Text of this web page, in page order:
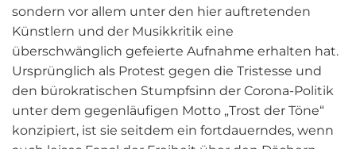
sondern vor allem unter den hier auftretenden
Künstlern und der Musikkritik eine
überschwänglich gefeierte Aufnahme erhalten hat.
Ursprünglich als Protest gegen die Tristesse und
den bürokratischen Stumpfsinn der Corona-Politik
unter dem gegenläufigen Motto „Trost der Töne“
konzipiert, ist sie seitdem ein fortdauerndes, wenn